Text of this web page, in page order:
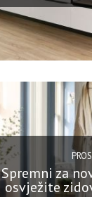
Spremni za
osvježite